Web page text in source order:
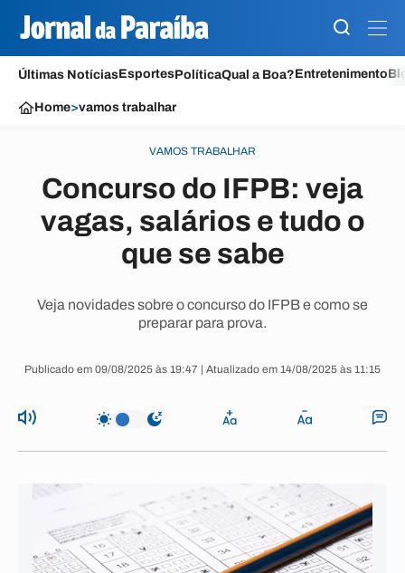
Últimas NotíciasEsportesPolíticaQual a Boa?Entretenimento
Home>vamos trabalhar
VAMOS TRABALHAR
Concurso do IFPB: veja
vagas, salários e tudo o
que se sabe
Veja novidades sobre o concurso do IFPB e como se
preparar para prova.
Publicado em 09/08/2025 às 19:47 | Atualizado em 14/08/2025 às 11:15